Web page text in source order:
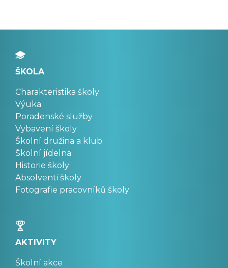
ŠKOLA
Charakteristika školy
Výuka
Poradenské služby
Vybavení školy
Školní družina a klub
Školní jídelna
Historie školy
Absolventi školy
Fotografie pracovníků školy
AKTIVITY
Školní akce